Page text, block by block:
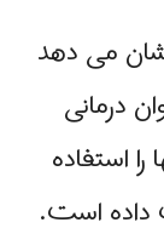
می دهد
درمانی
عدد از آنها را استفاده
داده است.